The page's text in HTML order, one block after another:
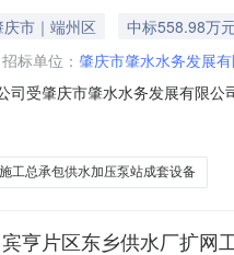
市｜端州区
中标558.98万
招标单位： 肇庆市肇水水务发展
司受肇庆市肇水水务发展有限
设备采购项目二、招标编号：
工总承包供水加压泵站成套设备
亨片区东乡供水厂扩